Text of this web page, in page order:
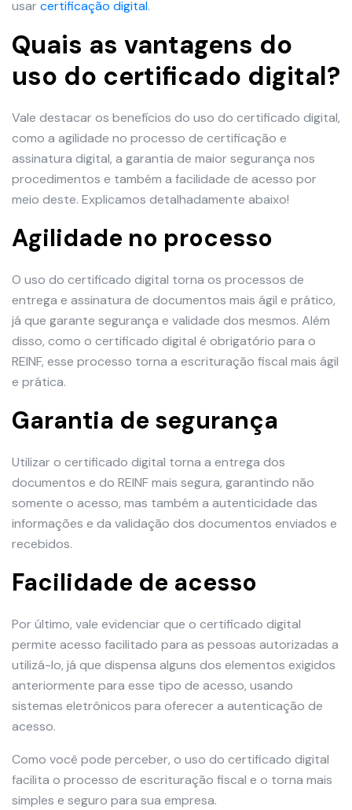
usarcertificação digital.
Quais as vantagens do
uso do certificado digital?
Vale destacar os benefícios do uso do certificado digital,
como a agilidade no processo de certificação e
assinatura digital, a garantia de maior segurança nos
procedimentos e também a facilidade de acesso por
meio deste. Explicamos detalhadamente abaixo!
Agilidade no processo
O uso do certificado digital torna os processos de
entrega e assinatura de documentos mais ágil e prático,
já que garante segurança e validade dos mesmos. Além
disso, como o certificado digital é obrigatório para o
REINF, esse processo torna a escrituração fiscal mais ágil
e prática.
Garantia de segurança
Utilizar o certificado digital torna a entrega dos
documentos e do REINF mais segura, garantindo não
somente o acesso, mas também a autenticidade das
informações e da validação dos documentos enviados e
recebidos.
Facilidade de acesso
Por último, vale evidenciar que o certificado digital
permite acesso facilitado para as pessoas autorizadas a
utilizá-lo, já que dispensa alguns dos elementos exigidos
anteriormente para esse tipo de acesso, usando
sistemas eletrônicos para oferecer a autenticação de
acesso.
Como você pode perceber, o uso do certificado digital
facilita o processo de escrituração fiscal e o torna mais
simples e seguro para sua empresa.